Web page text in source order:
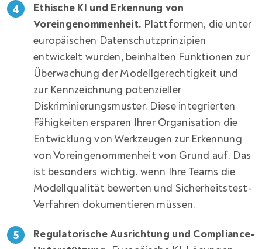
Ethische KI und Erkennung von
Voreingenommenheit. Plattformen, die unter
europäischen Datenschutzprinzipien
entwickelt wurden, beinhalten Funktionen zur
Überwachung der Modellgerechtigkeit und
zur Kennzeichnung potenzieller
Diskriminierungsmuster. Diese integrierten
Fähigkeiten ersparen Ihrer Organisation die
Entwicklung von Werkzeugen zur Erkennung
von Voreingenommenheit von Grund auf. Das
ist besonders wichtig, wenn Ihre Teams die
Modellqualität bewerten und Sicherheitstest-
Verfahren dokumentieren müssen.
Regulatorische Ausrichtung und Compliance-